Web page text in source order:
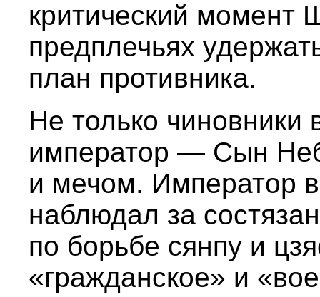
критический момент
предплечьях
план противника.
Не только
император — Сын
и мечом. Император
наблюдал за
по борьбе сянпу и
«гражданское» и